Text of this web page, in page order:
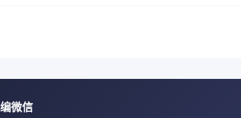
料气化剂的接触方式备单元户单元厂 L单元L上
汽油、柴油等下移动的,比较准确的称其为移动
微信